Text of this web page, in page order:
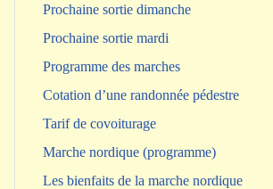
Prochaine sortie dimanche
Prochaine sortie mardi
Programme des marches
Cotation d’une randonnée pédestre
Tarif de covoiturage
Marche nordique (programme)
Les bienfaits de la marche nordique